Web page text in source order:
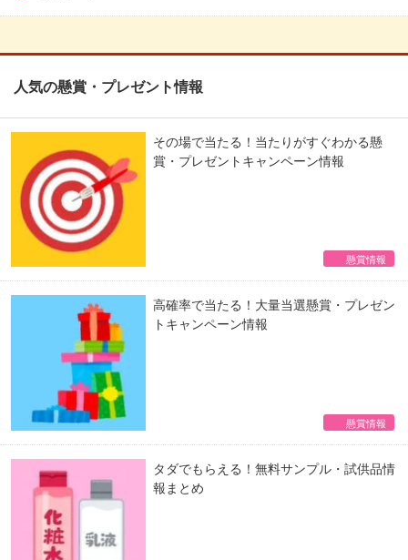
人気の懸賞・プレゼント情報
その場で当たる！当たりがすぐわかる懸
賞・プレゼントキャンペーン情報
懸賞情報
高確率で当たる！大量当選懸賞・プレゼン
トキャンペーン情報
懸賞情報
タダでもらえる！無料サンプル・試供品情
報まとめ